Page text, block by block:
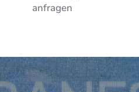
anfragen